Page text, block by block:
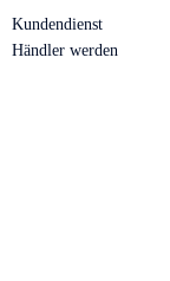
Kundendienst
Händler werden